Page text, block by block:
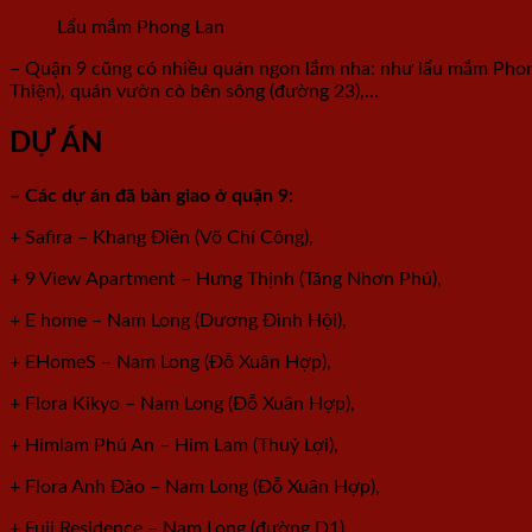
Lẩu mắm Phong Lan
– Quận 9 cũng có nhiều quán ngon lắm nha: như lẩu mắm
Thiện), quán vườn cò bên sông (đường 23),…
DỰ ÁN
– Các dự án đã bàn giao ở quận 9:
+ Safira – Khang Điền (Võ Chí Công),
+ 9 View Apartment – Hưng Thịnh (Tăng Nhơn Phú),
+ E home – Nam Long (Dương Đình Hội),
+ EHomeS – Nam Long (Đỗ Xuân Hợp),
+ Flora Kikyo – Nam Long (Đỗ Xuân Hợp),
+ Himlam Phú An – Him Lam (Thuỷ Lợi),
+ Flora Anh Đào – Nam Long (Đỗ Xuân Hợp),
+ Fuji Residence – Nam Long (đường D1),